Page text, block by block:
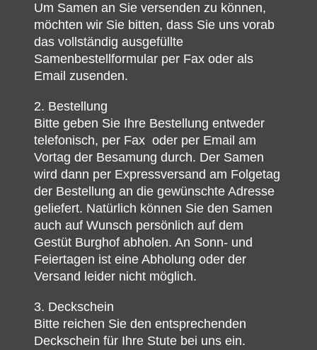
Um Samen an Sie versenden zu können,
möchten wir Sie bitten, dass Sie uns vorab
das vollständig ausgefüllte
Samenbestellformular per Fax oder als
Email zusenden.
2. Bestellung
Bitte geben Sie Ihre Bestellung entweder
telefonisch, per Fax oder per Email am
Vortag der Besamung durch. Der Samen
wird dann per Expressversand am Folgetag
der Bestellung an die gewünschte Adresse
geliefert. Natürlich können Sie den Samen
auch auf Wunsch persönlich auf dem
Gestüt Burghof abholen. An Sonn- und
Feiertagen ist eine Abholung oder der
Versand leider nicht möglich.
3. Deckschein
Bitte reichen Sie den entsprechenden
Deckschein für Ihre Stute bei uns ein.